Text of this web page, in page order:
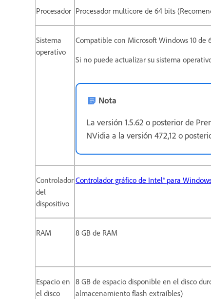
Procesador Procesador multicore de 64 bits
Sistema
operativo
Compatible con Microsoft Windows 10 de
Si no puede actualizar su sistema
Nota
La versión 1.5.62 o posterior de
NVidia a la versión 472,12 o
Controlador
del
dispositivo
Controlador gráfico de Intel® para
RAM 8 GB de RAM
Espacio en
el disco
8 GB de espacio disponible en el disco
almacenamiento flash extraíbles)